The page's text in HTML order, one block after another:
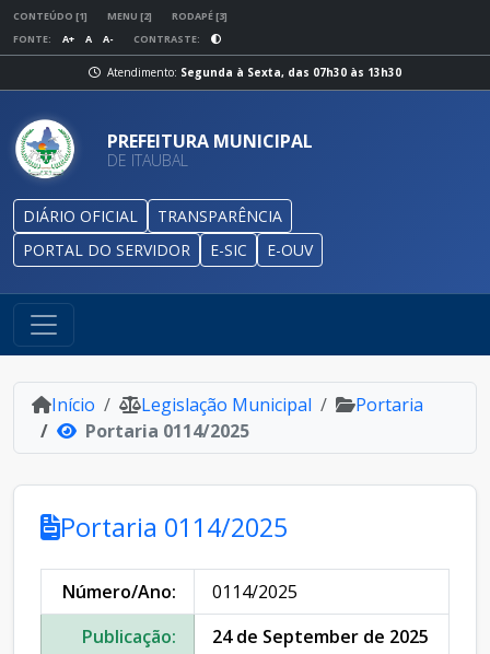
CONTEÚDO [1] MENU [2]
RODAPÉ [3]
FONTE:
A+ A A- CONTRASTE:
Atendimento: Segunda à Sexta, das 07h30 às 13h30
PREFEITURA MUNICIPAL
DE ITAUBAL
DIÁRIO OFICIAL
TRANSPARÊNCIA
PORTAL DO SERVIDOR
E-SIC E-OUV
Início Legislação Municipal
Portaria
Portaria 0114/2025
Portaria 0114/2025
Número/Ano:
0114/2025
Publicação:
24 de September de 2025